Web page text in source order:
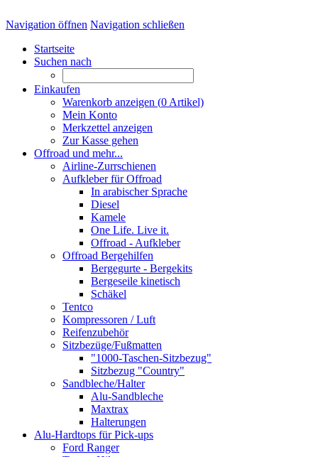
Navigation öffnen Navigation schließen
Startseite
Suchen nach
Einkaufen
Warenkorb anzeigen (0 Artikel)
Mein Konto
Merkzettel anzeigen
Zur Kasse gehen
Offroad und mehr...
Airline-Zurrschienen
Aufkleber für Offroad
In arabischer Sprache
Diesel
Kamele
One Life. Live it.
Offroad - Aufkleber
Offroad Bergehilfen
Bergegurte - Bergekits
Bergeseile kinetisch
Schäkel
Tentco
Kompressoren / Luft
Reifenzubehör
Sitzbezüge/Fußmatten
"1000-Taschen-Sitzbezug"
Sitzbezug "Country"
Sandbleche/Halter
Alu-Sandbleche
Maxtrax
Halterungen
Alu-Hardtops für Pick-ups
Ford Ranger